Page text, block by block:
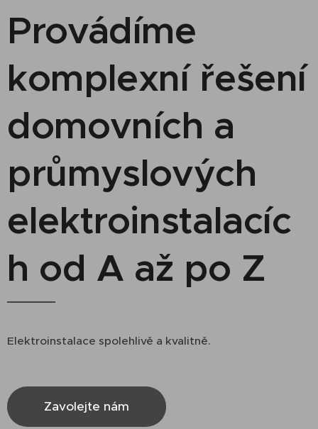
Provádíme
komplexní řešení
domovních a
průmyslových
elektroinstalacíc
h od A až po Z
Elektroinstalace spolehlivě a kvalitně.
Zavolejte nám